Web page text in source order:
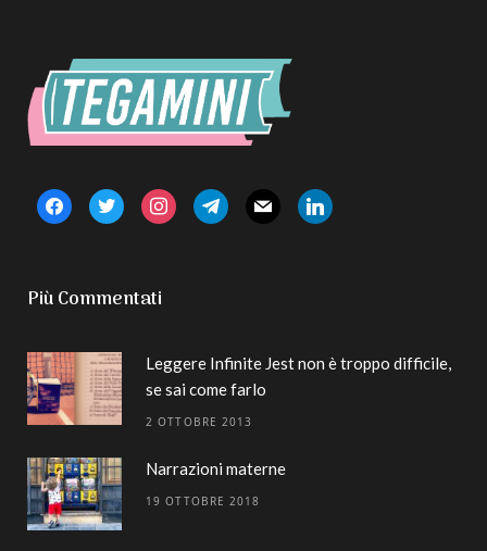
facebooktwitter instagramtelegrammail linkedin
Più Commentati
Leggere Infinite Jest non è troppo difficile,
se sai come farlo
2 OTTOBRE 2013
Narrazioni materne
19 OTTOBRE 2018